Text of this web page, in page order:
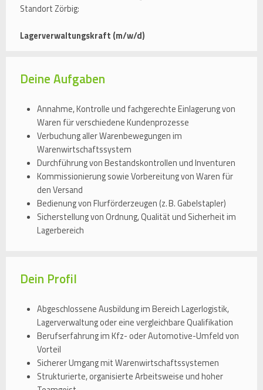
Standort Zörbig:
Lagerverwaltungskraft (m/w/d)
Deine Aufgaben
Annahme, Kontrolle und fachgerechte Einlagerung von
Waren für verschiedene Kundenprozesse
Verbuchung aller Warenbewegungen im
Warenwirtschaftssystem
Durchführung von Bestandskontrollen und Inventuren
Kommissionierung sowie Vorbereitung von Waren für
den Versand
Bedienung von Flurförderzeugen (z. B. Gabelstapler)
Sicherstellung von Ordnung, Qualität und Sicherheit im
Lagerbereich
Dein Profil
Abgeschlossene Ausbildung im Bereich Lagerlogistik,
Lagerverwaltung oder eine vergleichbare Qualifikation
Berufserfahrung im Kfz- oder Automotive-Umfeld von
Vorteil
Sicherer Umgang mit Warenwirtschaftssystemen
Strukturierte, organisierte Arbeitsweise und hoher